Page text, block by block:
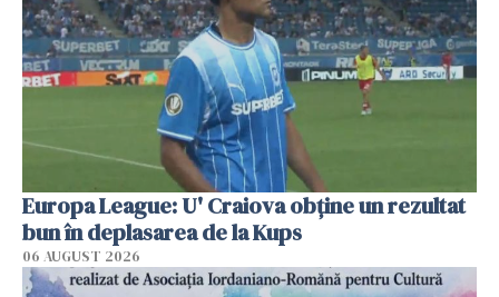
Europa League: U' Craiova obține un rezultat
bun în deplasarea de la Kups
06 AUGUST 2026